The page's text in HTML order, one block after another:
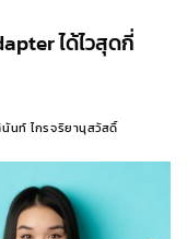
ได้ไวสุดกี่
นท์ ไกรจริยานุสวัสดิ์